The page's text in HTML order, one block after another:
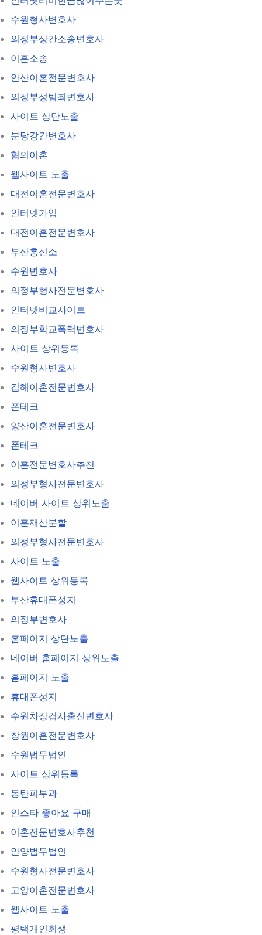
수원형사변호사
의정부상간소송변호사
이혼소송
안산이혼전문변호사
의정부성범죄변호사
사이트 상단노출
분당강간변호사
협의이혼
웹사이트 노출
대전이혼전문변호사
인터넷가입
대전이혼전문변호사
부산흥신소
수원변호사
의정부형사전문변호사
인터넷비교사이트
의정부학교폭력변호사
사이트 상위등록
수원형사변호사
김해이혼전문변호사
폰테크
양산이혼전문변호사
폰테크
이혼전문변호사추천
의정부형사전문변호사
네이버 사이트 상위노출
이혼재산분할
의정부형사전문변호사
사이트 노출
웹사이트 상위등록
부산휴대폰성지
의정부변호사
홈페이지 상단노출
네이버 홈페이지 상위노출
홈페이지 노출
휴대폰성지
수원차장검사출신변호사
창원이혼전문변호사
수원법무법인
사이트 상위등록
동탄피부과
인스타 좋아요 구매
이혼전문변호사추천
안양법무법인
수원형사전문변호사
고양이혼전문변호사
웹사이트 노출
평택개인회생